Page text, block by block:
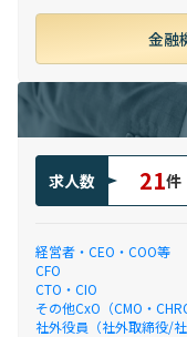
金融
求人数 21件
経営者・CEO・COO等
CFO
CTO・CIO
その他CxO（CMO・
社外役員（社外取締役/社